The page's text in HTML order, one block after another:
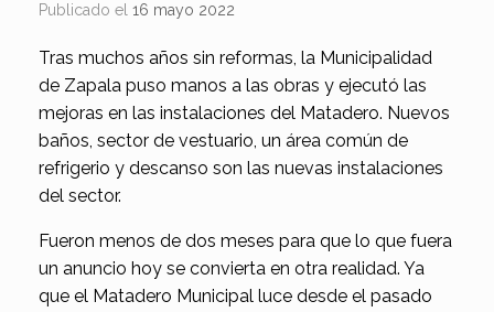
Publicado el 16 mayo 2022
Tras muchos años sin reformas, la Municipalidad
de Zapala puso manos a las obras y ejecutó las
mejoras en las instalaciones del Matadero. Nuevos
baños, sector de vestuario, un área común de
refrigerio y descanso son las nuevas instalaciones
del sector.
Fueron menos de dos meses para que lo que fuera
un anuncio hoy se convierta en otra realidad. Ya
que el Matadero Municipal luce desde el pasado